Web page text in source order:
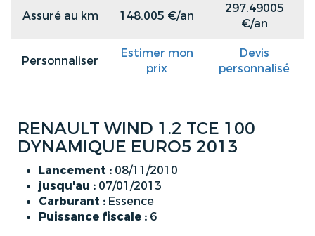
Assuré au km 148.005 €/an
297.49005
€/an
Personnaliser
Estimer mon
prix
Devis
personnalisé
RENAULT WIND 1.2 TCE 100
DYNAMIQUE EURO5 2013
Lancement : 08/11/2010
jusqu'au : 07/01/2013
Carburant : Essence
Puissance fiscale : 6